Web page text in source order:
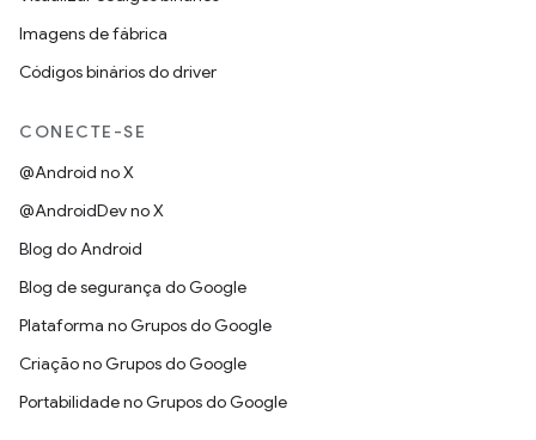
Imagens de fábrica
Códigos binários do driver
CONECTE-SE
@Android no X
@AndroidDev no X
Blog do Android
Blog de segurança do Google
Plataforma no Grupos do Google
Criação no Grupos do Google
Portabilidade no Grupos do Google